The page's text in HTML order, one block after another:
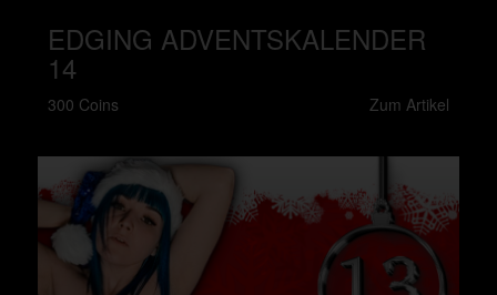
EDGING ADVENTSKALENDER
14
300 Coins Zum Artikel